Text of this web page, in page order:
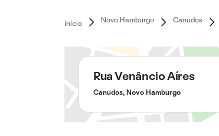
Início
Novo Hamburgo Canudos
Rua Venâncio Aíres
Canudos, Novo Hamburgo